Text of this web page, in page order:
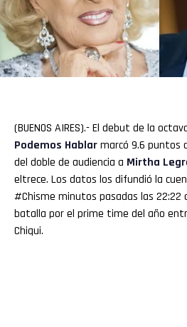
(BUENOS AIRES).- El debut de la
Podemos Hablarmarcó 9.6 puntos
del doble de audiencia a Mirtha
eltrece. Los datos los difundió la
#Chisme minutos pasadas las 22:22
batalla por el prime time del año
Chiqui.